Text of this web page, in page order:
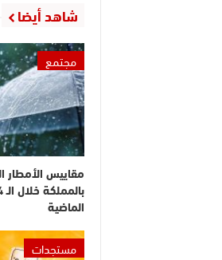
شاهد أيضا
مجتمع
مقاييس الأمطار
الماضية
مستجدات